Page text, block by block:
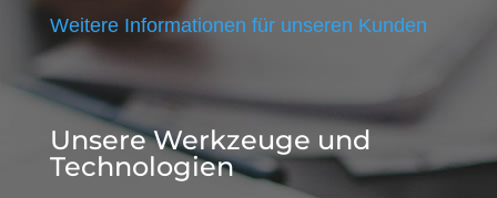
Weitere Informationen für unseren Kunden
Unsere Werkzeuge und
Technologien